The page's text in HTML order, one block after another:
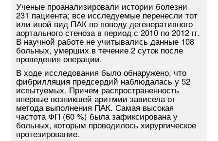
Ученые проанализировали истории болезни
231 пациента; все исследуемые перенесли тот
или иной вид ПАК по поводу дегенеративного
аортального стеноза в период с 2010 по 2012 гг.
В научной работе не учитывались данные 108
больных, умерших в течение 2 суток после
проведения операции.
В ходе исследования было обнаружено, что
фибрилляция предсердий наблюдалась у 52
испытуемых. Причем распространенность
впервые возникшей аритмии зависела от
метода выполнения ПАК. Самая высокая
частота ФП (60 %) была зафиксирована у
больных, которым проводилось хирургическое
протезирование.